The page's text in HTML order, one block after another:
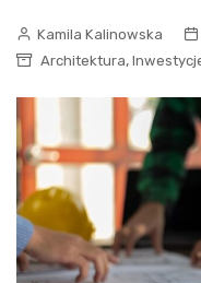
Kamila Kalinowska
Architektura,